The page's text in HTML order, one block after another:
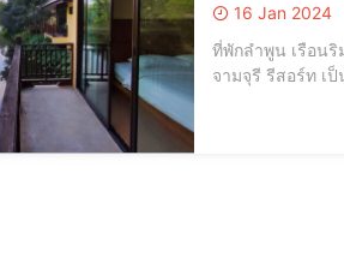
16 Jan 2024
ที่พักลำพูน เรือนริมน้ำ บ้านเดี่ยว ห้องพักบรรยากาศดี รายล้อมด้วยลำน้ำ อา
จามจุรี รีสอร์ท เ